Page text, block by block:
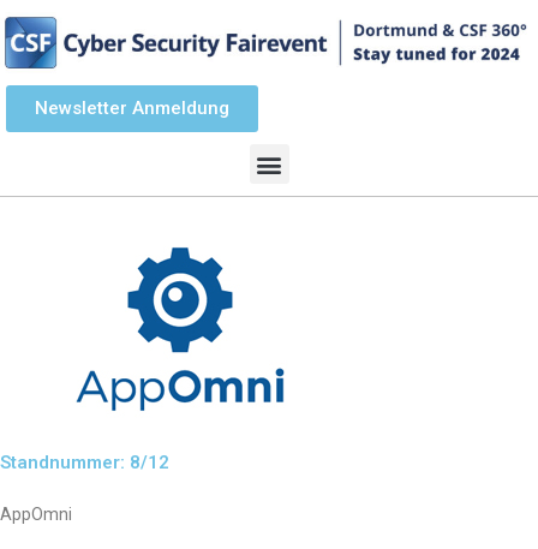
Newsletter Anmeldung
Standnummer: 8/12
AppOmni